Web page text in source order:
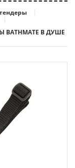
В ДУШЕ